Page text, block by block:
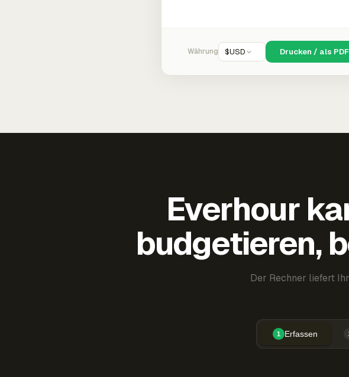
Währung $USD Drucken / als
Everhour
budgetieren,
Der Rechner liefert
1 Erfassen